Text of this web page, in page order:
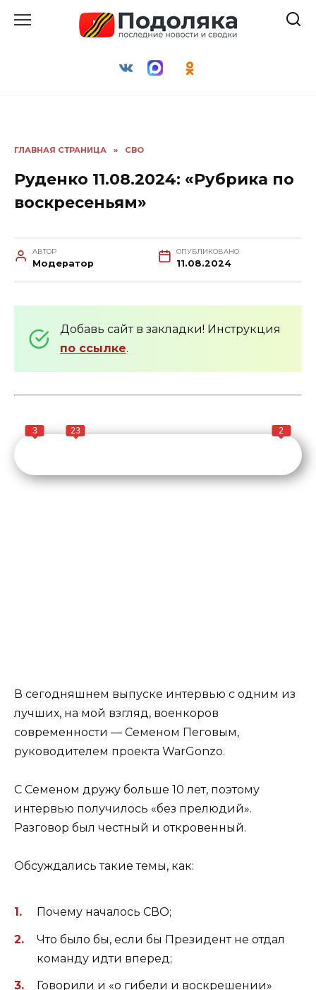
ГЛАВНАЯ СТРАНИЦА » СВО
Руденко 11.08.2024: «Рубрика по
воскресеньям»
АВТОР
Модератор
ОПУБЛИКОВАНО
11.08.2024
Добавь сайт в закладки! Инструкция
по ссылке.
3 23 2
В сегодняшнем выпуске интервью с одним из
лучших, на мой взгляд, военкоров
современности — Семеном Пеговым,
руководителем проекта WarGonzo.
С Семеном дружу больше 10 лет, поэтому
интервью получилось «без прелюдий».
Разговор был честный и откровенный.
Обсуждались такие темы, как:
Почему началось СВО;
Что было бы, если бы Президент не отдал
команду идти вперед;
Говорили и «о гибели и воскрешении»